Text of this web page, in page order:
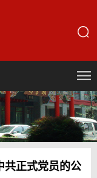
共正式党员的公